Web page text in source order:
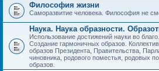
Философия жизни
Саморазвитие человека. Философия не
Наука. Наука образности.
Использование достижений науки во
Создание гармоничных образов.
образов Президента, Правительства,
чиновника, родового поместья, родовых
образов.